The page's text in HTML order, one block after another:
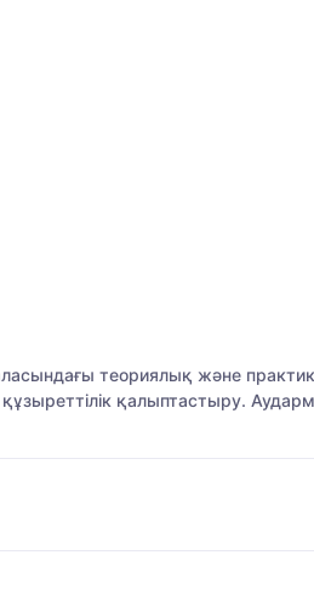
теориялық және
қалыптастыру.